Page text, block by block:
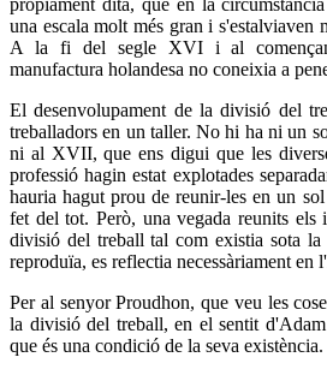
una escala molt més gran i s'estalviaven
A la fi del segle XVI i al
manufactura holandesa no coneixia a
El desenvolupament de la divisió del
treballadors en un taller. No hi ha ni un
ni al XVII, que ens digui que les
professió hagin estat explotades
hauria hagut prou de reunir-les en un
fet del tot. Però, una vegada reunits els
divisió del treball tal com existia sota la
reproduïa, es reflectia necessàriament en
Per al senyor Proudhon, que veu les
la divisió del treball, en el sentit
que és una condició de la seva existència.